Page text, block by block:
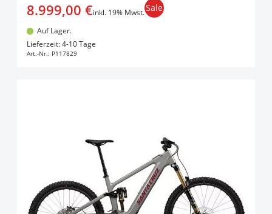
8.999,00 €inkl. 19% Mwst.Sale
Auf Lager.
Lieferzeit: 4-10 Tage
Art.-Nr.: P117829